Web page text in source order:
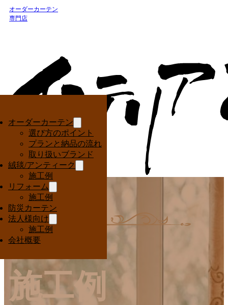
オーダーカーテン
専門店
オーダーカーテン
選び方のポイント
プランと納品の流れ
取り扱いブランド
絨毯/アンティーク
施工例
リフォーム
施工例
防災カーテン
法人様向け
施工例
会社概要
Interior Ota
施工例